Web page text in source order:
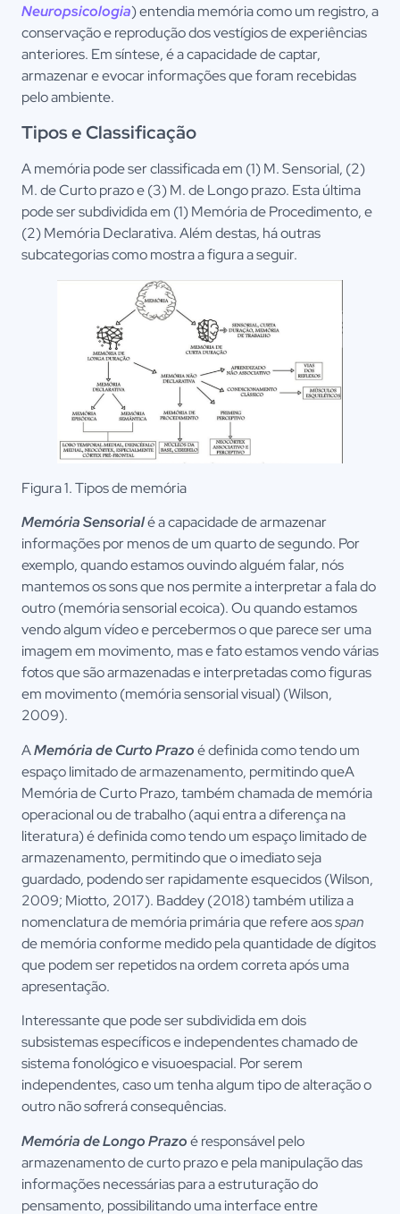
Neuropsicologia) entendia memória como um registro, a
conservação e reprodução dos vestígios de experiências
anteriores. Em síntese, é a capacidade de captar,
armazenar e evocar informações que foram recebidas
pelo ambiente.
Tipos e Classificação
A memória pode ser classificada em (1) M. Sensorial, (2)
M. de Curto prazo e (3) M. de Longo prazo. Esta última
pode ser subdividida em (1) Memória de Procedimento, e
(2) Memória Declarativa. Além destas, há outras
subcategorias como mostra a figura a seguir.
Figura 1. Tipos de memória
Memória Sensorialé a capacidade de armazenar
informações por menos de um quarto de segundo. Por
exemplo, quando estamos ouvindo alguém falar, nós
mantemos os sons que nos permite a interpretar a fala do
outro (memória sensorial ecoica). Ou quando estamos
vendo algum vídeo e percebermos o que parece ser uma
imagem em movimento, mas e fato estamos vendo várias
fotos que são armazenadas e interpretadas como figuras
em movimento (memória sensorial visual) (Wilson,
2009).
AMemória de Curto Prazoé definida como tendo um
espaço limitado de armazenamento, permitindo queA
Memória de Curto Prazo, também chamada de memória
operacional ou de trabalho (aqui entra a diferença na
literatura) é definida como tendo um espaço limitado de
armazenamento, permitindo que o imediato seja
guardado, podendo ser rapidamente esquecidos (Wilson,
2009; Miotto, 2017). Baddey (2018) também utiliza a
nomenclatura de memória primária que refere aosspan
de memória conforme medido pela quantidade de dígitos
que podem ser repetidos na ordem correta após uma
apresentação.
Interessante que pode ser subdividida em dois
subsistemas específicos e independentes chamado de
sistema fonológico e visuoespacial. Por serem
independentes, caso um tenha algum tipo de alteração o
outro não sofrerá consequências.
Memória de Longo Prazoé responsável pelo
armazenamento de curto prazo e pela manipulação das
informações necessárias para a estruturação do
pensamento, possibilitando uma interface entre